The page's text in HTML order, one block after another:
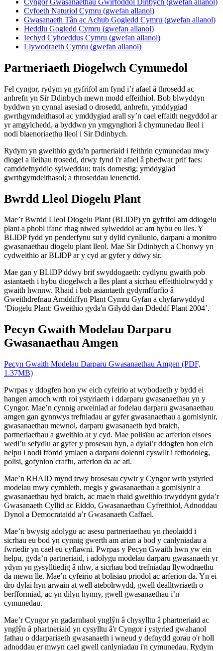
Cyfoeth Naturiol Cymru (gwefan allanol)
Gwasanaeth Tân ac Achub Gogledd Cymru (gwefan allanol)
Heddlu Gogledd Cymru (gwefan allanol)
Iechyd Cyhoeddus Cymru (gwefan allanol)
Llywodraeth Cymru (gwefan allanol)
Partneriaeth Diogelwch Cymunedol
Fel cyngor, rydym yn gyfrifol am fynd i’r afael â throsedd ac
anhrefn yn Sir Ddinbych mewn modd effeithiol. Bob blwyddyn
byddwn yn cynnal asesiad o drosedd, anhrefn, ymddygiad
gwrthgymdeithasol ac ymddygiad arall sy’n cael effaith negyddol ar
yr amgylchedd, a byddwn yn ymgynghori â chymunedau lleol i
nodi blaenoriaethu lleol i Sir Ddinbych.
Rydym yn gweithio gyda'n partneriaid i feithrin cymunedau mwy
diogel a lleihau trosedd, drwy fynd i'r afael â phedwar prif faes:
camddefnyddio sylweddau; trais domestig; ymddygiad
gwrthgymdeithasol; a throseddau ieuenctid.
Bwrdd Lleol Diogelu Plant
Mae’r Bwrdd Lleol Diogelu Plant (BLlDP) yn gyfrifol am ddiogelu
plant a phobl ifanc rhag niwed sylweddol ac am hybu eu lles. Y
BLlDP fydd yn penderfynu sut y dylid cynllunio, darparu a monitro
gwasanaethau diogelu plant lleol. Mae Sir Ddinbych a Chonwy yn
cydweithio ar BLlDP ar y cyd ar gyfer y ddwy sir.
Mae gan y BLlDP ddwy brif swyddogaeth: cydlynu gwaith pob
asiantaeth i hybu diogelwch a lles plant a sicrhau effeithiolrwydd y
gwaith hwnnw. Rhaid i bob asiantaeth gydymffurfio â
Gweithdrefnau Amddiffyn Plant Cymru Gyfan a chyfarwyddyd
‘Diogelu Plant: Gweithio gyda'n Gilydd dan Ddeddf Plant 2004’.
Pecyn Gwaith Modelau Darparu
Gwasanaethau Amgen
Pecyn Gwaith Modelau Darparu Gwasanaethau Amgen (PDF,
1.37MB)
Pwrpas y ddogfen hon yw eich cyfeirio at wybodaeth y bydd ei
hangen arnoch wrth roi ystyriaeth i ddarparu gwasanaethau yn y
Cyngor. Mae’n cynnig arweiniad ar fodelau darparu gwasanaethau
amgen gan gynnwys trefniadau ar gyfer gwasanaethau a gomisiynir,
gwasanaethau mewnol, darparu gwasanaeth hyd braich,
partneriaethau a gweithio ar y cyd. Mae polisïau ac arferion eisoes
wedi’u sefydlu ar gyfer y prosesau hyn, a dylai’r ddogfen hon eich
helpu i nodi ffordd ymlaen a darparu dolenni cyswllt i fethodoleg,
polisi, gofynion craffu, arferion da ac ati.
Mae’n RHAID mynd trwy brosesau cywir y Cyngor wrth ystyried
modelau mwy cymhleth, megis y gwasanaethau a gomisiynir a
gwasanaethau hyd braich, ac mae'n rhaid gweithio trwyddynt gyda’r
Gwasanaeth Cyllid ac Eiddo, Gwasanaethau Cyfreithiol, Adnoddau
Dynol a Democrataidd a’r Gwasanaeth Caffael.
Mae’n bwysig adolygu ac asesu partneriaethau yn rheolaidd i
sicrhau eu bod yn cynnig gwerth am arian a bod y canlyniadau a
fwriedir yn cael eu cyflawni. Pwrpas y Pecyn Gwaith hwn yw ein
helpu, gyda’n partneriaid, i adolygu modelau darparu gwasanaeth yr
ydym yn gysylltiedig â nhw, a sicrhau bod trefniadau llywodraethu
da mewn lle. Mae’n cyfeirio at bolisïau priodol ac arferion da. Yn ei
dro dylai hyn arwain at well atebolrwydd, gwell dealltwriaeth o
berfformiad, ac yn dilyn hynny, gwell gwasanaethau i’n
cymunedau.
Mae’r Cyngor yn gadarnhaol ynglŷn â chysylltu â phartneriaid ac
ynglŷn â phartneriaid yn cysylltu â'r Cyngor i ystyried gwahanol
fathau o ddarpariaeth gwasanaeth i wneud y defnydd gorau o'r holl
adnoddau er mwyn cael gwell canlyniadau i'n cymunedau. Rydym